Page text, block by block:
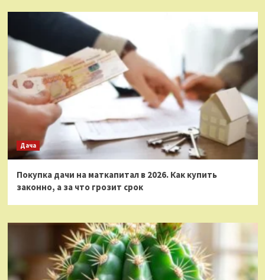
Дача
Покупка дачи на маткапитал в 2026. Как купить
законно, а за что грозит срок